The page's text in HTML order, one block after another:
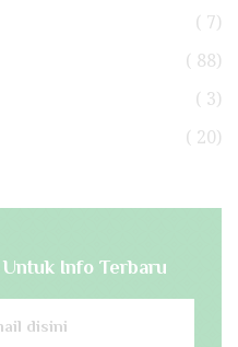
( 7)
( 88)
( 3)
( 20)
Info Terbaru